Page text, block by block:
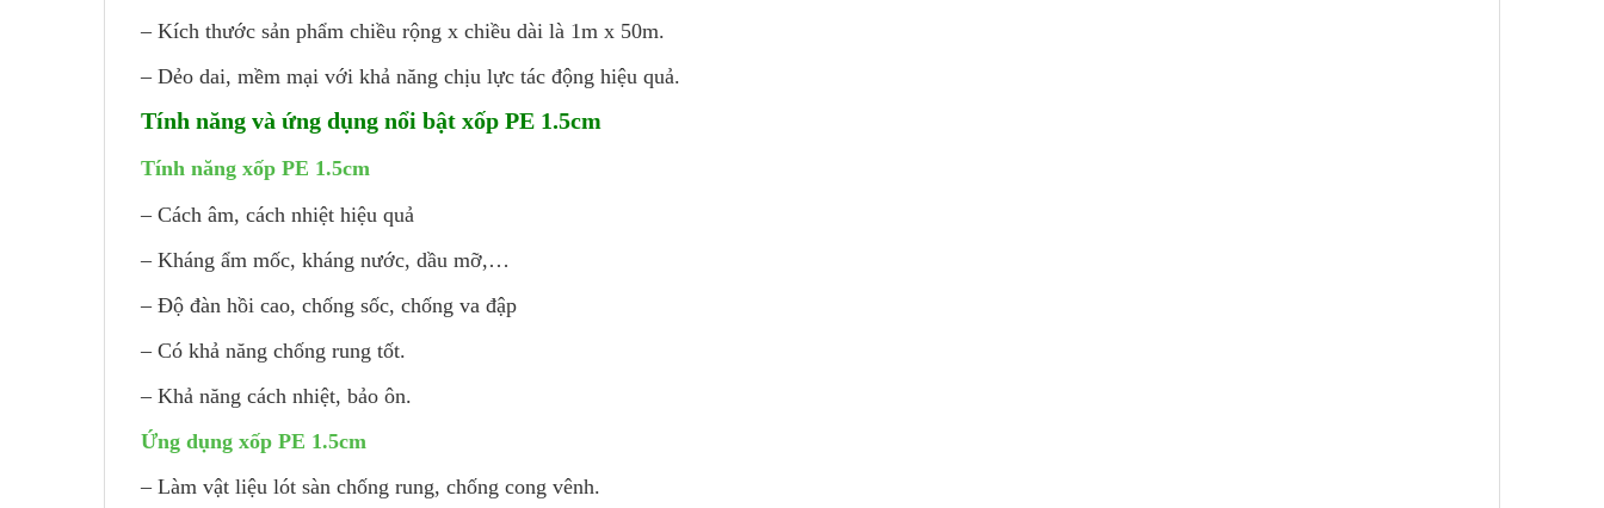
– Kích thước sản phẩm chiều rộng x chiều dài là 1m x 50m.
– Dẻo dai, mềm mại với khả năng chịu lực tác động hiệu quả.
Tính năng và ứng dụng nổi bật xốp PE 1.5cm
Tính năng xốp PE 1.5cm
– Cách âm, cách nhiệt hiệu quả
– Kháng ẩm mốc, kháng nước, dầu mỡ,…
– Độ đàn hồi cao, chống sốc, chống va đập
– Có khả năng chống rung tốt.
– Khả năng cách nhiệt, bảo ôn.
Ứng dụng xốp PE 1.5cm
– Làm vật liệu lót sàn chống rung, chống cong vênh.